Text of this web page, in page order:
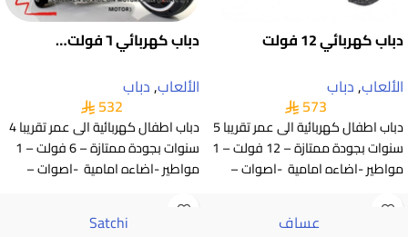
دباب كهربائي 12 فولت
الألعاب,دباب
573
دباب اطفال كهربائية الى عمر تقريبا 5
سنوات بجودة ممتازة – 12 فولت – 1
مواطير -اضاءه امامية -اصوات –
دباب كهربائي ٦ فولت…
الألعاب,دباب
532
دباب اطفال كهربائية الى عمر تقريبا 4
سنوات بجودة ممتازة – 6 فولت – 1
مواطير -اضاءه امامية -اصوات –
عساف Satchi